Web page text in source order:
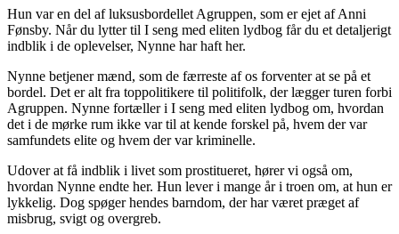
Hun var en del af luksusbordellet Agruppen, som er ejet af Anni
Fønsby. Når du lytter til I seng med eliten lydbog får du et detaljerigt
indblik i de oplevelser, Nynne har haft her.
Nynne betjener mænd, som de færreste af os forventer at se på et
bordel. Det er alt fra toppolitikere til politifolk, der lægger turen forbi
Agruppen. Nynne fortæller i I seng med eliten lydbog om, hvordan
det i de mørke rum ikke var til at kende forskel på, hvem der var
samfundets elite og hvem der var kriminelle.
Udover at få indblik i livet som prostitueret, hører vi også om,
hvordan Nynne endte her. Hun lever i mange år i troen om, at hun er
lykkelig. Dog spøger hendes barndom, der har været præget af
misbrug, svigt og overgreb.